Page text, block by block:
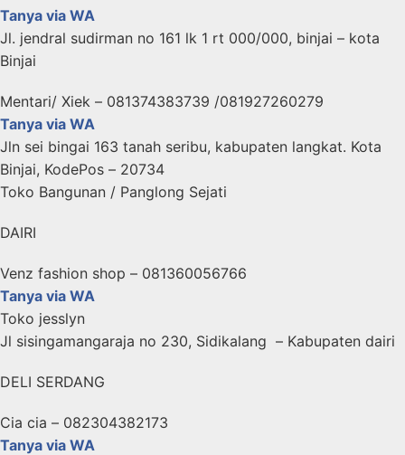
Tanya via WA
Jl. jendral sudirman no 161 lk 1 rt 000/000, binjai – kota
Binjai
Mentari/ Xiek – 081374383739 /081927260279
Tanya via WA
Jln sei bingai 163 tanah seribu, kabupaten langkat. Kota
Binjai, KodePos – 20734
Toko Bangunan / Panglong Sejati
DAIRI
Venz fashion shop – 081360056766
Tanya via WA
Toko jesslyn
Jl sisingamangaraja no 230, Sidikalang – Kabupaten dairi
DELI SERDANG
Cia cia – 082304382173
Tanya via WA